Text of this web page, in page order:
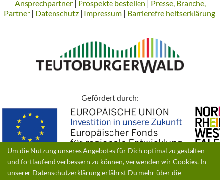
Ansprechpartner| Prospekte bestellen | Presse, Branche,
Partner| Datenschutz| Impressum| Barrierefreiheitserklärung
Gefördert durch:
© 2026 | Ein Produkt derdestination.one GmbH
Um die Nutzung unseres Angebotes für Dich optimal zu gestalten
und fortlaufend verbessern zu können, verwenden wir Cookies. In
unserer Datenschutzerklärungerfährst Du mehr über die